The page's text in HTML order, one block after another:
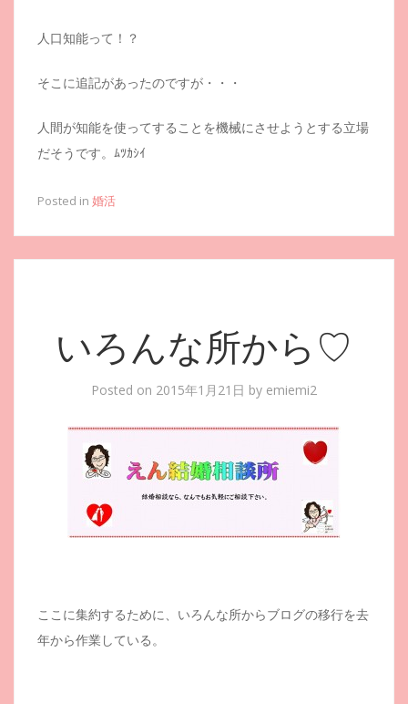
人口知能って！？
そこに追記があったのですが・・・
人間が知能を使ってすることを機械にさせようとする立場
だそうです。ﾑﾂｶｼｲ
Posted in 婚活
いろんな所から♡
Posted on 2015年1月21日 by emiemi2
ここに集約するために、いろんな所からブログの移行を去
年から作業している。